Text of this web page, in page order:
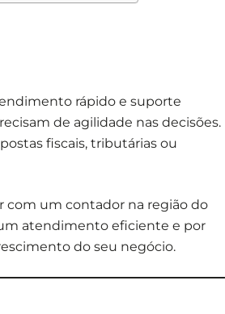
rápido e suporte
de agilidade nas decisões.
fiscais, tributárias ou
com um contador na região do
um atendimento eficiente e por
do seu negócio.